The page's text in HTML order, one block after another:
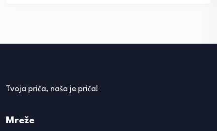
Tvoja priča, naša je priča!
Mreže